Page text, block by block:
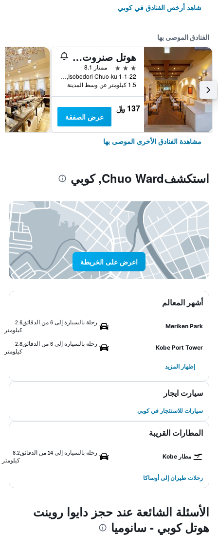
شاهد أرخص الفنادق في كوبي
الفنادق الموصى بها
هوتل صنروت سوبرا كوبي
3 نجوم
ممتاز 8.1
1-1-22 Isobedori Chuo-ku, كوبي, اليابان
1.5 كيلومتر عن وسط المدينة
137 ﷼
عرض الصفقة
مشاهدة الفنادق الأخرى الموصى بها
استكشفChuo Ward, كوبي
اعرض على الخريطة
أشهر المعالم
Meriken Park
رحلة بالسيارة إلى 6 من الدقائق
2.6
كيلومتر
Kobe Port Tower
رحلة بالسيارة إلى 6 من الدقائق
2.8
كيلومتر
إظهار المزيد
سيارت ايجار
سيارات للاستئجار في كوبي
المطارات القريبة
مطار Kobe
رحلة بالسيارة إلى 14 من الدقائق
8.2
كيلومتر
رحلات طيران إلى أوساكا
الأسئلة الشائعة عند حجز دايوا روينت
هوتل كوبي - سانوميا